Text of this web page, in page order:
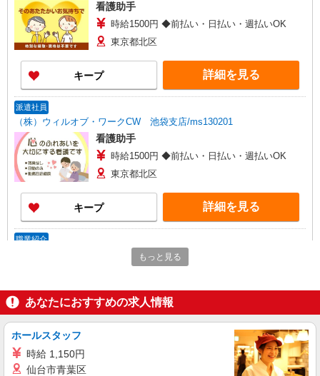
看護助手
時給1500円 ◆前払い・日払い・週払いOK
東京都北区
キープ 詳細を見る
派遣社員
（株）ウィルオブ・ワークCW 池袋支店/ms130201
看護助手
時給1500円 ◆前払い・日払い・週払いOK
東京都北区
キープ 詳細を見る
職業紹介
株式会社kotrio /●SW-S-2078073
時給1550円〜2312円 ＜交通費全支給(ガソリ
ン代含む)＞
キープ 詳細を見る
もっと見る
あなたにおすすめの求人情報
ホールスタッフ
時給 1,150円
仙台市青葉区